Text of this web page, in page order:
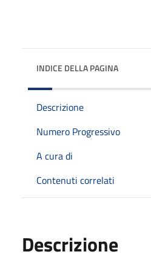
INDICE DELLA PAGINA
Descrizione
Numero Progressivo
A cura di
Contenuti correlati
Descrizione